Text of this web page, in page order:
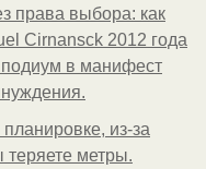
права выбора: как
Cirnansck 2012 года
в манифест
из-за
теряете метры.